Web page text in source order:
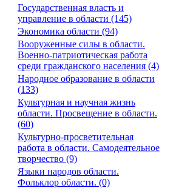
Государственная власть и
управление в области (145)
Экономика области (94)
Вооруженные силы в области.
Военно-патриотическая работа
среди гражданского населения (4)
Народное образование в области
(133)
Культурная и научная жизнь
области. Просвещение в области.
(60)
Культурно-просветительная
работа в области. Самодеятельное
творчество (9)
Языки народов области.
Фольклор области. (0)